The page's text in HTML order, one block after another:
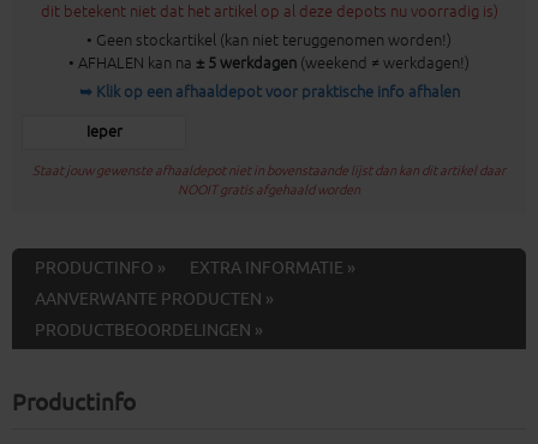
dit betekent niet dat het artikel op al deze depots nu voorradig is)
• Geen stockartikel (kan niet teruggenomen worden!)
• AFHALEN kan na ± 5 werkdagen (weekend ≠ werkdagen!)
➥ Klik op een afhaaldepot voor praktische info afhalen
Ieper
Staat jouw gewenste afhaaldepot niet in bovenstaande lijst dan kan dit artikel daar
NOOIT gratis afgehaald worden
PRODUCTINFO »
EXTRA INFORMATIE »
AANVERWANTE PRODUCTEN »
PRODUCTBEOORDELINGEN »
Productinfo